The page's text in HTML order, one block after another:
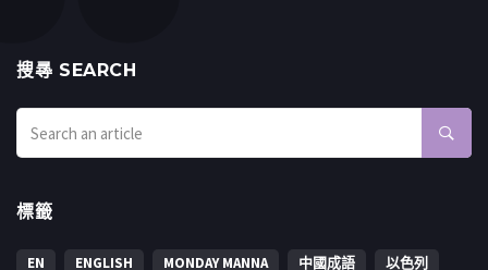
搜㝷 SEARCH
標籤
EN ENGLISH MONDAY MANNA 中國成語
以色列